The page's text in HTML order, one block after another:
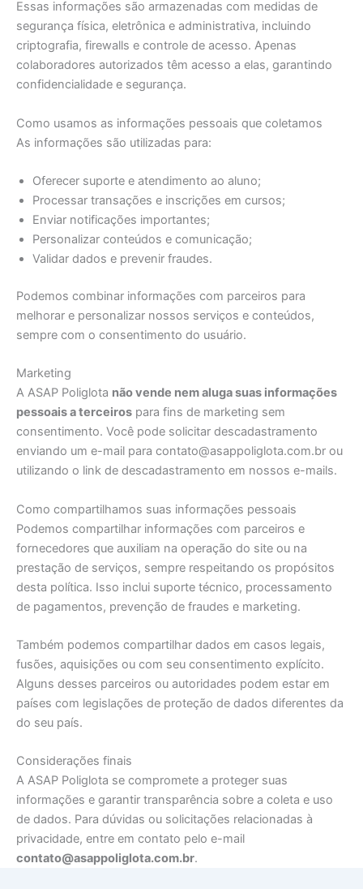
Essas informações são armazenadas com medidas de
segurança física, eletrônica e administrativa, incluindo
criptografia, firewalls e controle de acesso. Apenas
colaboradores autorizados têm acesso a elas, garantindo
confidencialidade e segurança.
Como usamos as informações pessoais que coletamos
As informações são utilizadas para:
Oferecer suporte e atendimento ao aluno;
Processar transações e inscrições em cursos;
Enviar notificações importantes;
Personalizar conteúdos e comunicação;
Validar dados e prevenir fraudes.
Podemos combinar informações com parceiros para
melhorar e personalizar nossos serviços e conteúdos,
sempre com o consentimento do usuário.
Marketing
A ASAP Poliglota não vende nem aluga suas informações
pessoais a terceiros para fins de marketing sem
consentimento. Você pode solicitar descadastramento
enviando um e-mail para contato@asappoliglota.com.br ou
utilizando o link de descadastramento em nossos e-mails.
Como compartilhamos suas informações pessoais
Podemos compartilhar informações com parceiros e
fornecedores que auxiliam na operação do site ou na
prestação de serviços, sempre respeitando os propósitos
desta política. Isso inclui suporte técnico, processamento
de pagamentos, prevenção de fraudes e marketing.
Também podemos compartilhar dados em casos legais,
fusões, aquisições ou com seu consentimento explícito.
Alguns desses parceiros ou autoridades podem estar em
países com legislações de proteção de dados diferentes da
do seu país.
Considerações finais
A ASAP Poliglota se compromete a proteger suas
informações e garantir transparência sobre a coleta e uso
de dados. Para dúvidas ou solicitações relacionadas à
privacidade, entre em contato pelo e-mail
contato@asappoliglota.com.br.